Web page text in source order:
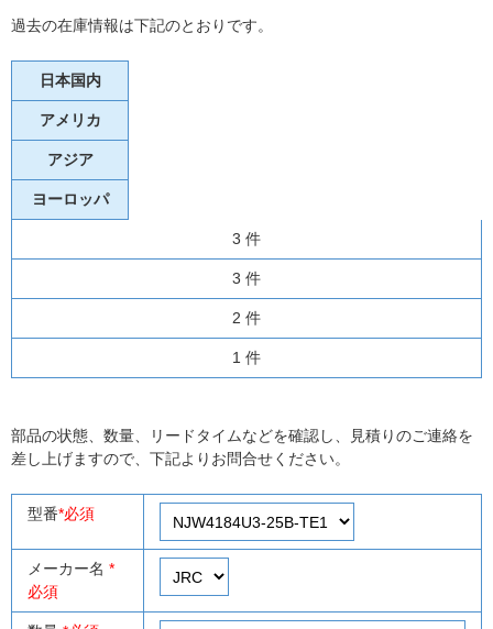
過去の在庫情報は下記のとおりです。
日本国内
アメリカ
アジア
ヨーロッパ
3 件
3 件
2 件
1 件
部品の状態、数量、リードタイムなどを確認し、見積りのご連絡を
差し上げますので、下記よりお問合せください。
型番*必須
メーカー名 *
必須